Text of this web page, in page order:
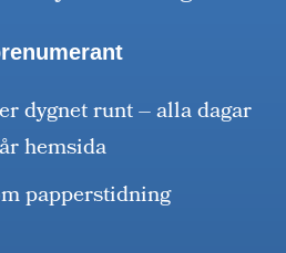
dygnet runt – alla dagar
hemsida
papperstidning